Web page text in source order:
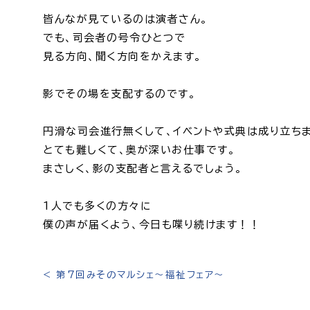
皆んなが見ているのは演者さん。
でも、司会者の号令ひとつで
見る方向、聞く方向をかえます。
影でその場を支配するのです。
円滑な司会進行無くして、イベントや式典は成り立ちま
とても難しくて、奥が深いお仕事です。
まさしく、影の支配者と言えるでしょう。
1人でも多くの方々に
僕の声が届くよう、今日も喋り続けます！！
投
< 第7回みそのマルシェ～福祉フェア～